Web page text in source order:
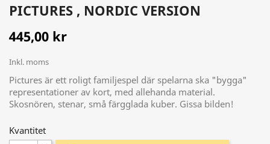
PICTURES , NORDIC VERSION
445,00 kr
Inkl. moms
Pictures är ett roligt familjespel där spelarna ska "bygga"
representationer av kort, med allehanda material.
Skosnören, stenar, små färgglada kuber. Gissa bilden!
Kvantitet